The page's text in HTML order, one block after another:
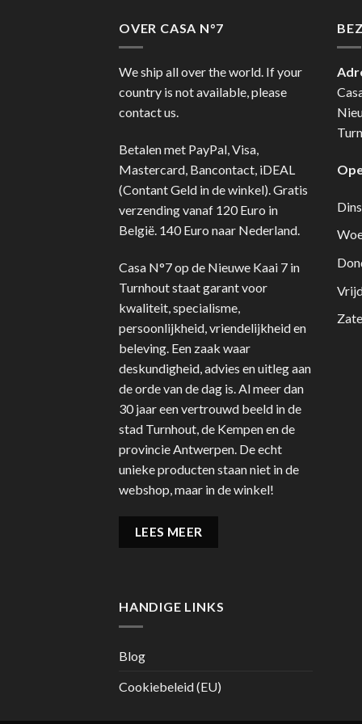
OVER CASA N°7
We ship all over the world. If your
country is not available, please
contact us.
Betalen met PayPal, Visa,
Mastercard, Bancontact, iDEAL
(Contant Geld in de winkel). Gratis
verzending vanaf 120 Euro in
België. 140 Euro naar Nederland.
Casa N°7 op de Nieuwe Kaai 7 in
Turnhout staat garant voor
kwaliteit, specialisme,
persoonlijkheid, vriendelijkheid en
beleving. Een zaak waar
deskundigheid, advies en uitleg aan
de orde van de dag is. Al meer dan
30 jaar een vertrouwd beeld in de
stad Turnhout, de Kempen en de
provincie Antwerpen. De echt
unieke producten staan niet in de
webshop, maar in de winkel!
LEES MEER
HANDIGE LINKS
Blog
Cookiebeleid (EU)